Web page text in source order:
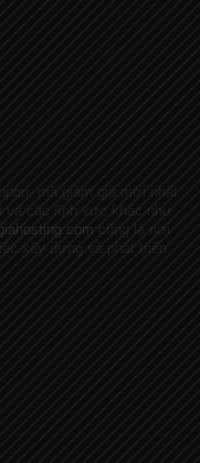
mã giảm giá mới nhất
và các lĩnh vực khác như
cũng là nơi
xây dựng và phát triển